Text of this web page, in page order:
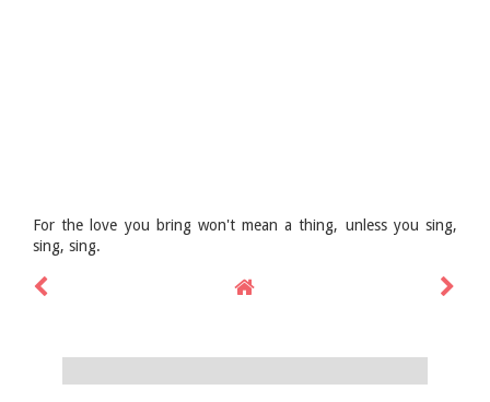
For the love you bring won't mean a thing, unless you sing,
sing, sing.